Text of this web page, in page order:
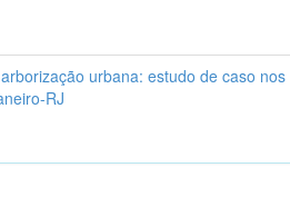
urbana: estudo de caso
RJ